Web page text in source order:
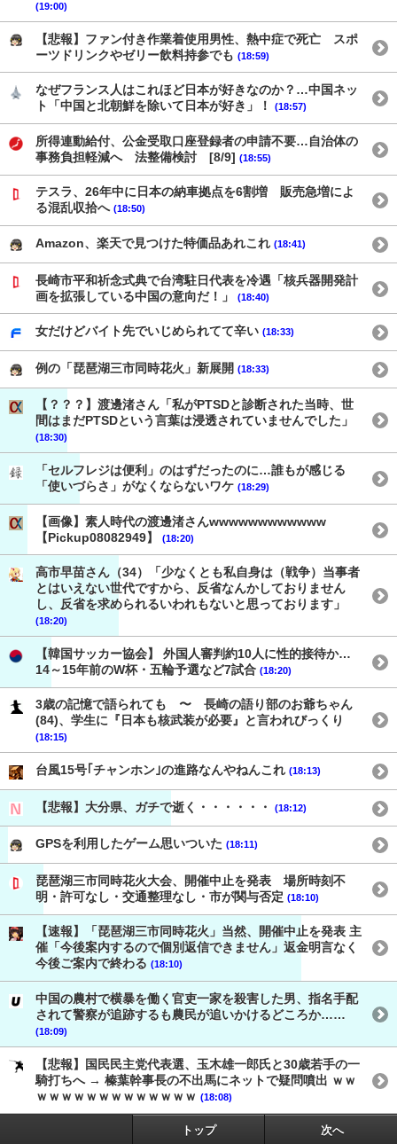
(19:00)
【悲報】ファン付き作業着使用男性、熱中症で死亡 スポ
ーツドリンクやゼリー飲料持参でも (18:59)
なぜフランス人はこれほど日本が好きなのか？…中国ネッ
ト「中国と北朝鮮を除いて日本が好き」！
(18:57)
所得連動給付、公金受取口座登録者の申請不要…自治体の
事務負担軽減へ 法整備検討 [8/9] (18:55)
テスラ、26年中に日本の納車拠点を6割増 販売急増によ
る混乱収拾へ (18:50)
Amazon、楽天で見つけた特価品あれこれ (18:41)
長崎市平和祈念式典で台湾駐日代表を冷遇「核兵器開発計
画を拡張している中国の意向だ！」
(18:40)
女だけどバイト先でいじめられてて辛い (18:33)
例の「琵琶湖三市同時花火」新展開 (18:33)
【？？？】渡邊渚さん「私がPTSDと診断された当時、世
間はまだPTSDという言葉は浸透されていませんでした」
(18:30)
「セルフレジは便利」のはずだったのに…誰もが感じる
「使いづらさ」がなくならないワケ (18:29)
【画像】素人時代の渡邊渚さんwwwwwwwwwwww
【Pickup08082949】
(18:20)
高市早苗さん（34）「少なくとも私自身は（戦争）当事者
とはいえない世代ですから、反省なんかしておりません
し、反省を求められるいわれもないと思っております」
(18:20)
【韓国サッカー協会】 外国人審判約10人に性的接待か…
14～15年前のW杯・五輪予選など7試合 (18:20)
3歳の記憶で語られても 〜 長崎の語り部のお爺ちゃん
(84)、学生に『日本も核武装が必要』と言われびっくり
(18:15)
台風15号｢チャンホン｣の進路なんやねんこれ (18:13)
【悲報】大分県、ガチで逝く・・・・・・ (18:12)
GPSを利用したゲーム思いついた (18:11)
琵琶湖三市同時花火大会、開催中止を発表 場所時刻不
明・許可なし・交通整理なし・市が関与否定 (18:10)
【速報】「琵琶湖三市同時花火」当然、開催中止を発表 主
催「今後案内するので個別返信できません」返金明言なく
今後ご案内で終わる (18:10)
中国の農村で横暴を働く官吏一家を殺害した男、指名手配
されて警察が追跡するも農民が追いかけるどころか……
(18:09)
【悲報】国民民主党代表選、玉木雄一郎氏と30歳若手の一
騎打ちへ → 榛葉幹事長の不出馬にネットで疑問噴出 ｗｗ
ｗｗｗｗｗｗｗｗｗｗｗｗｗ (18:08)
トップ 次へ